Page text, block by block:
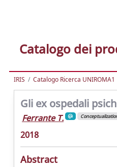
Catalogo dei
IRIS Catalogo Ricerca UNIROMA1
Gli ex ospedali
Ferrante T.
2018
Abstract